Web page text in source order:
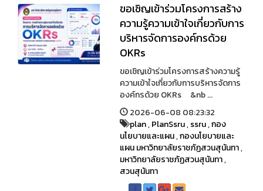
ขอเชิญเข้าร่วมโครงการสร้าง
ความรู้ความเข้าใจเกี่ยวกับการ
บริหารจัดการองค์กรด้วย
OKRs
ขอเชิญเข้าร่วมโครงการสร้างความรู้
ความเข้าใจเกี่ยวกับการบริหารจัดการ
องค์กรด้วย OKRs &nb ...
2026-06-08 08:23:32
plan,PlanSsru,ssru,กอง
นโยบายและแผน,กองนโยบายและ
แผน มหาวิทยาลัยราชภัฏสวนสุนันทา,
มหาวิทยาลัยราชภัฏสวนสุนันทา,
สวนสุนันทา